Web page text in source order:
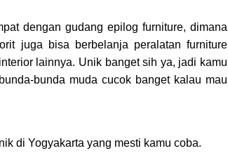
dengan gudang epilog furniture, dimana
juga bisa berbelanja peralatan furniture
lainnya. Unik banget sih ya, jadi kamu
bunda muda cucok banget kalau mau
di Yogyakarta yang mesti kamu coba.